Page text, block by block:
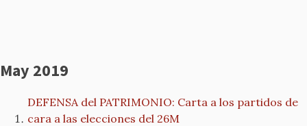
May 2019
DEFENSA del PATRIMONIO: Carta a los partidos de
cara a las elecciones del 26M